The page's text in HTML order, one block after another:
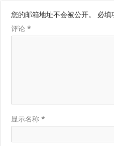
您的邮箱地址不会被公开。 必
评论*
显示名称*